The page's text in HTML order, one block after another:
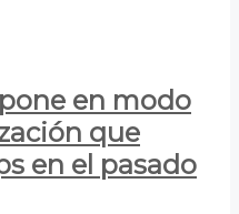
en modo
que
en el pasado